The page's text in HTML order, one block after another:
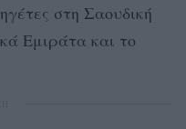
στη Σαουδική
Εμιράτα και το